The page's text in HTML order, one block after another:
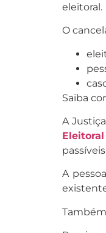
eleitoral.
O
Saiba
A
A